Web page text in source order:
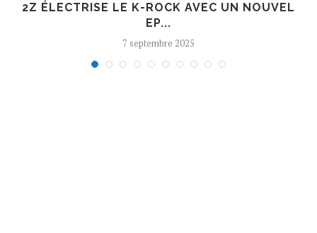
2Z ÉLECTRISE LE K-ROCK AVEC UN NOUVEL
EP...
7 septembre 2025